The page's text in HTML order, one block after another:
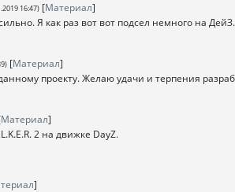
16:47) [Материал]
Я как раз вот вот подсел немного на
[Материал]
проекту. Желаю удачи и терпения
Материал]
2 на движке DayZ.
]